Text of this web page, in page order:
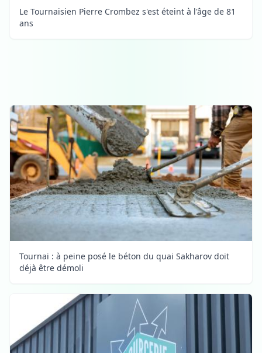
Le Tournaisien Pierre Crombez s'est éteint à l'âge de 81
ans
Tournai : à peine posé le béton du quai Sakharov doit
déjà être démoli